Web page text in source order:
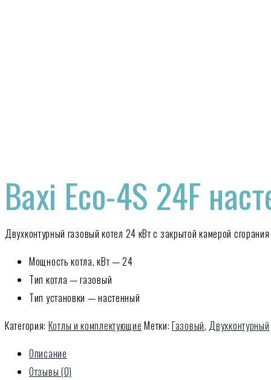
Baxi Eco-4S 24F
Двухконтурный газовый котел 24 кВт с закрытой камерой
Мощность котла, кВт — 24
Тип котла — газовый
Тип установки — настенный
Категория: Котлы и комплектующие Метки:Газовый,Двухконтурный
Описание
Отзывы (0)